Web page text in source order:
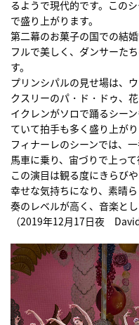
るようで現代的です。この
で盛り上がります。
第二幕のお菓子の国での結
フルで美しく、ダンサーた
す。
プリンシパルの見せ場は、
クスリーのパ・ド・ドゥ、
イクレンがソロで踊るシー
ていて拍手も多く盛り上がり
フィナーレのシーンでは、
馬車に乗り、宙づりで上って
この演目は観る度にきらび
幸せな気持ちになり、素晴
奏のレベルが高く、音楽と
（2019年12月17日夜